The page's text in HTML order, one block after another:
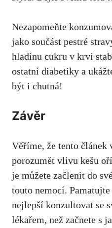
Nezapomeňte
jako⁣ součást pestré
hladinu ​cukru v‍ krvi
ostatní diabetiky a
být i chutná!
Závěr
Věříme,⁣ že‍ tento článek
porozumět vlivu kešu
je můžete začlenit do
touto nemocí.
nejlepší konzultovat se
lékařem,‌ než začnete⁤ s